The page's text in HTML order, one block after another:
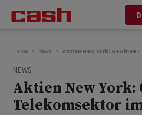
Home News Aktien New York: Gewinne
NEWS
Aktien New York:
Telekomsektor